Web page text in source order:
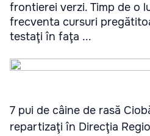
frontierei verzi. Timp de o
frecventa cursuri
testaţi în faţa ...
7 pui de câine de rasă
repartizaţi în Direcţia